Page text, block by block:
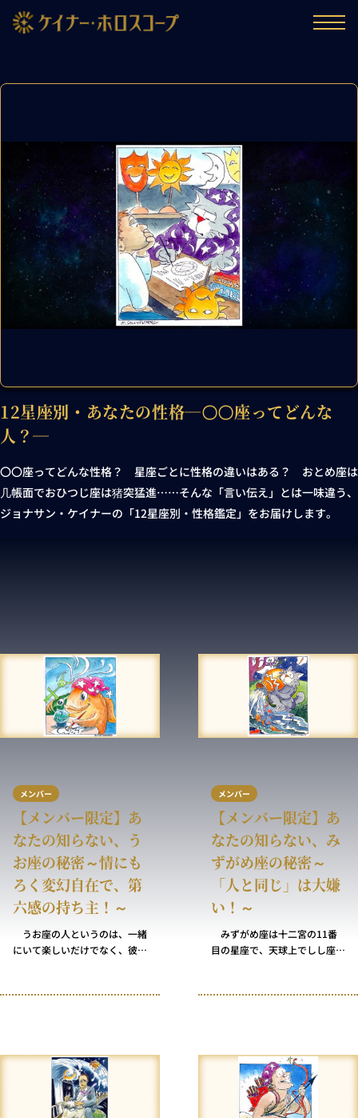
12星座別・あなたの性格―〇〇座ってどんな
人？―
〇〇座ってどんな性格？ 星座ごとに性格の違いはある？ おとめ座は
几帳面でおひつじ座は猪突猛進……そんな「言い伝え」とは一味違う、
ジョナサン・ケイナーの「12星座別・性格鑑定」をお届けします。
メンバー
【メンバー限定】あ
なたの知らない、う
お座の秘密～情にも
ろく変幻自在で、第
六感の持ち主！～
うお座の人というのは、一緒
にいて楽しいだけでなく、彼
いのいうのも特長の一つです。
の中でおとめ座の向かいに位置
しています。 うお座はかに座
やさそり座と同じく「水の星
座」です。水の星座生まれの人
メンバー
【メンバー限定】あ
なたの知らない、み
ずがめ座の秘密～
「人と同じ」は大嫌
い！～
みずがめ座は十二宮の11番
目の星座で、天球上でしし座の
る人が多くいますが、これはみ
女性の姿であるのが大きな理由
です。「みずがめ座」なので仕
方ない面もありますが、この場
合注目すべきは「水瓶」ではあ